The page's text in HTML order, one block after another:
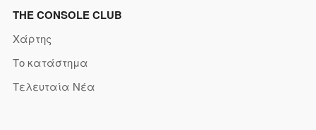
THE CONSOLE CLUB
Χάρτης
Το κατάστημα
Τελευταία Νέα